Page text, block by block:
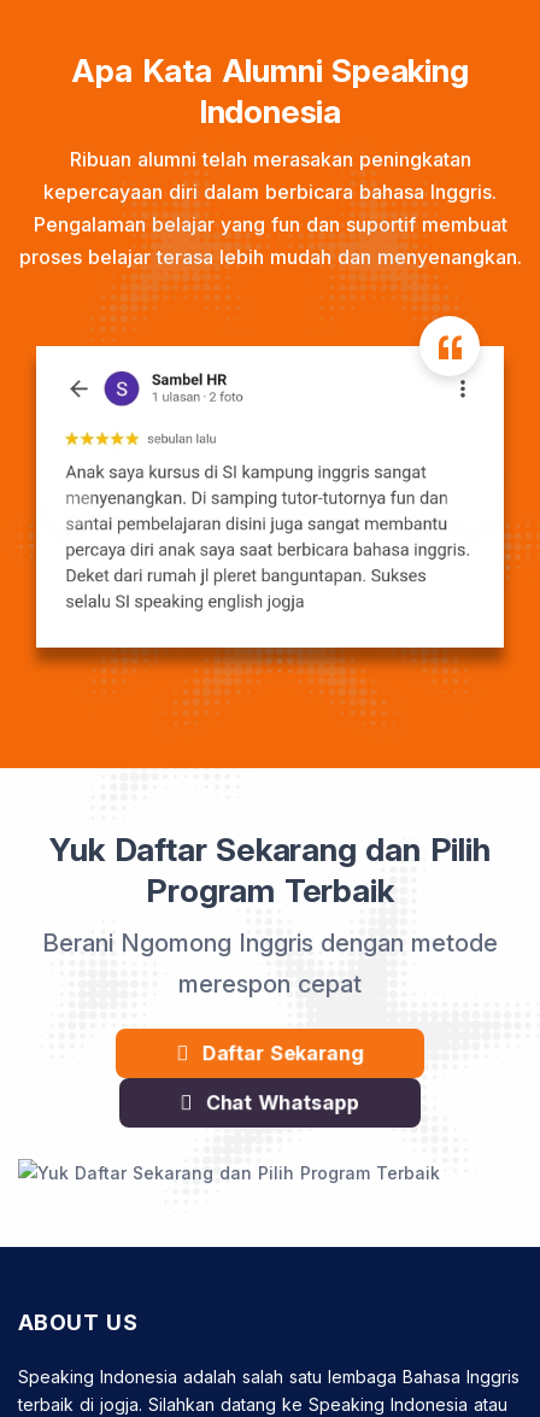
Apa Kata Alumni Speaking
Indonesia
Ribuan alumni telah merasakan peningkatan
kepercayaan diri dalam berbicara bahasa Inggris.
Pengalaman belajar yang fun dan suportif membuat
proses belajar terasa lebih mudah dan menyenangkan.
Yuk Daftar Sekarang dan Pilih
Program Terbaik
Berani Ngomong Inggris dengan metode
merespon cepat
Daftar Sekarang
Chat Whatsapp
ABOUT US
Speaking Indonesia adalah salah satu lembaga Bahasa Inggris
terbaik di jogja. Silahkan datang ke Speaking Indonesia atau